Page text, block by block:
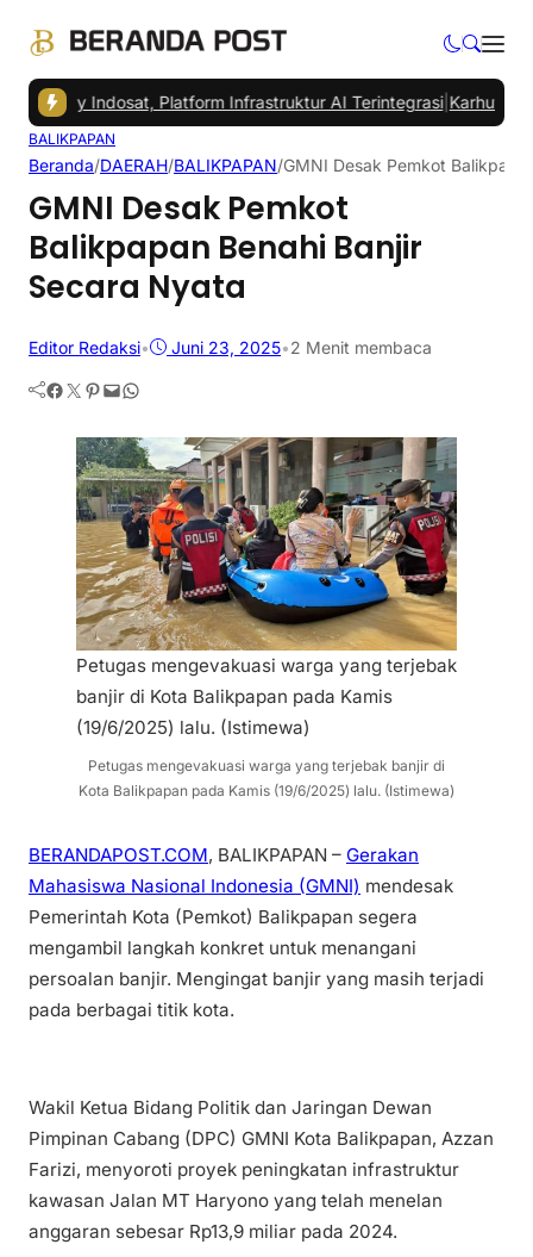
by Indosat, Platform Infrastruktur AI Terintegrasi|Karhutla
BALIKPAPAN
Beranda/DAERAH/BALIKPAPAN/GMNI Desak Pemkot
GMNI Desak Pemkot
Balikpapan Benahi Banjir
Secara Nyata
Editor Redaksi• Juni 23, 2025•2 Menit membaca
Facebook Twitter Pinterest Mail WhatsApp
Petugas mengevakuasi warga yang terjebak
banjir di Kota Balikpapan pada Kamis
(19/6/2025) lalu. (Istimewa)
Petugas mengevakuasi warga yang terjebak banjir di
Kota Balikpapan pada Kamis (19/6/2025) lalu. (Istimewa)
BERANDAPOST.COM, BALIKPAPAN – Gerakan
Mahasiswa Nasional Indonesia (GMNI) mendesak
Pemerintah Kota (Pemkot) Balikpapan segera
mengambil langkah konkret untuk menangani
persoalan banjir. Mengingat banjir yang masih terjadi
pada berbagai titik kota.
Wakil Ketua Bidang Politik dan Jaringan Dewan
Pimpinan Cabang (DPC) GMNI Kota Balikpapan, Azzan
Farizi, menyoroti proyek peningkatan infrastruktur
kawasan Jalan MT Haryono yang telah menelan
anggaran sebesar Rp13,9 miliar pada 2024.